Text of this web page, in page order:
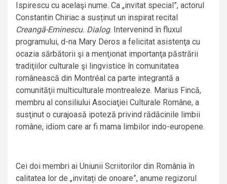
Ispirescu cu acelaşi nume. Ca „invitat special”, actorul
Constantin Chiriac a susținut un inspirat recital
Creangă-Eminescu. Dialog. Intervenind în fluxul
programului, d-na Mary Deros a felicitat asistenţa cu
ocazia sărbătorii şi a menţionat importanţa păstrării
tradiţiilor culturale şi lingvistice în comunitatea
românească din Montréal ca parte integrantă a
comunităţii multiculturale montrealeze. Marius Fincă,
membru al consiliului Asociaţiei Culturale Române, a
susţinut o curajoasă ipoteză privind rădăcinile limbii
române, idiom care ar fi mama limbilor indo-europene.
Cei doi membri ai Uniunii Scriitorilor din România în
calitatea lor de „invitați de onoare”, anume regizorul